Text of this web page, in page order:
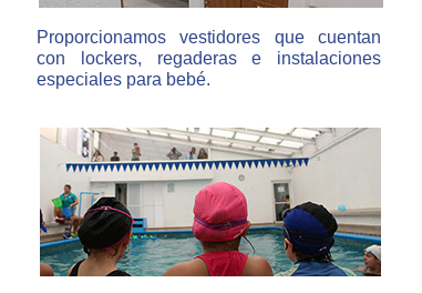
Proporcionamos vestidores que cuentan
con lockers, regaderas e instalaciones
especiales para bebé.